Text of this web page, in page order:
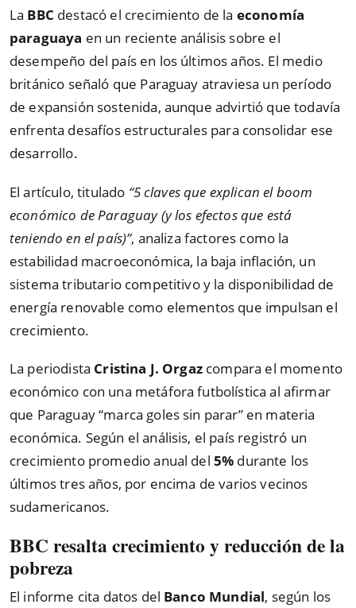
La BBC destacó el crecimiento de la economía
paraguaya en un reciente análisis sobre el
desempeño del país en los últimos años. El medio
británico señaló que Paraguay atraviesa un período
de expansión sostenida, aunque advirtió que todavía
enfrenta desafíos estructurales para consolidar ese
desarrollo.
El artículo, titulado “5 claves que explican el boom
económico de Paraguay (y los efectos que está
teniendo en el país)”, analiza factores como la
estabilidad macroeconómica, la baja inflación, un
sistema tributario competitivo y la disponibilidad de
energía renovable como elementos que impulsan el
crecimiento.
La periodista Cristina J. Orgazcompara el momento
económico con una metáfora futbolística al afirmar
que Paraguay “marca goles sin parar” en materia
económica. Según el análisis, el país registró un
crecimiento promedio anual del 5% durante los
últimos tres años, por encima de varios vecinos
sudamericanos.
BBC resalta crecimiento y reducción de la
pobreza
El informe cita datos del Banco Mundial, según los